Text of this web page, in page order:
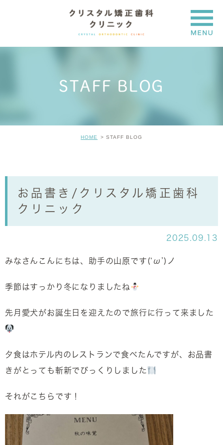
STAFF BLOG
HOME STAFF BLOG
お品書き/クリスタル矯正歯科
クリニック
2025.09.13
みなさんこんにちは、助手の山原です(‘ω’)ノ
季節はすっかり冬になりましたね
先月愛犬がお誕生日を迎えたので旅行に行って来ました
夕食はホテル内のレストランで食べたんですが、お品書
きがとっても斬新でびっくりしました
それがこちらです！